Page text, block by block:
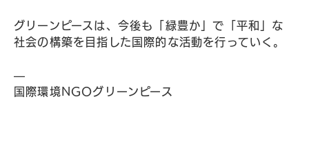
グリーンピースは、今後も「緑豊か」で「平和」な
社会の構築を目指した国際的な活動を行っていく。
—
国際環境NGOグリーンピース